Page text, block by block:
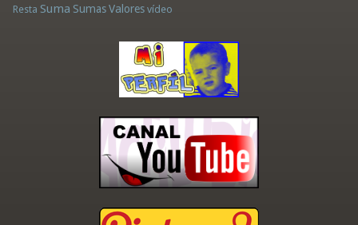
Resta Suma Sumas Valores vídeo